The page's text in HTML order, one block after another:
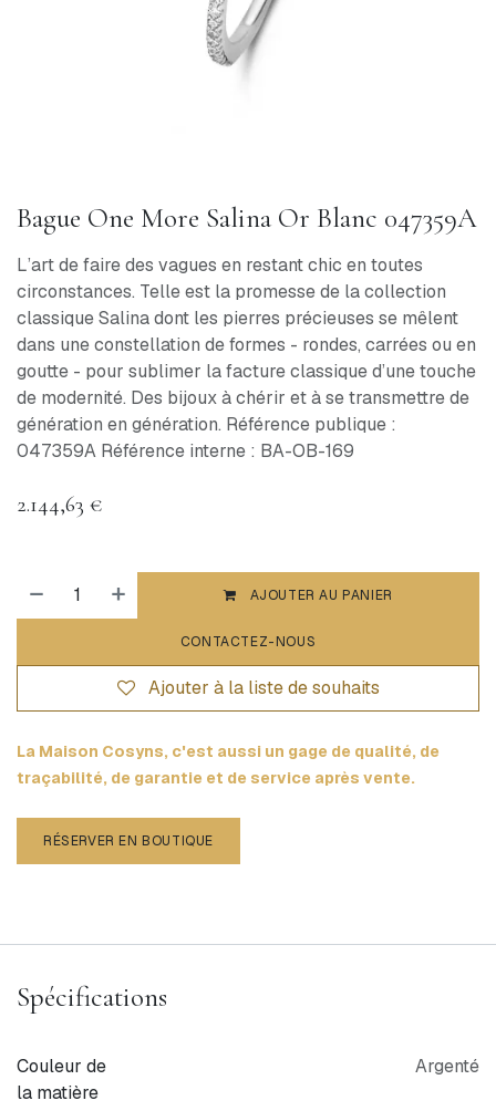
Bague One More Salina Or Blanc 047359A
L’art de faire des vagues en restant chic en toutes
circonstances. Telle est la promesse de la collection
classique Salina dont les pierres précieuses se mêlent
dans une constellation de formes - rondes, carrées ou en
goutte - pour sublimer la facture classique d’une touche
de modernité. Des bijoux à chérir et à se transmettre de
génération en génération. Référence publique :
047359A Référence interne : BA-OB-169
2.144,63 €
AJOUTER AU PANIER
CONTACTEZ-NOUS
Ajouter à la liste de souhaits
La Maison Cosyns, c'est aussi un gage de qualité, de
traçabilité, de garantie et de service après vente.
RÉSERVER EN BOUTIQUE
Spécifications
Couleur de
la matière
Argenté